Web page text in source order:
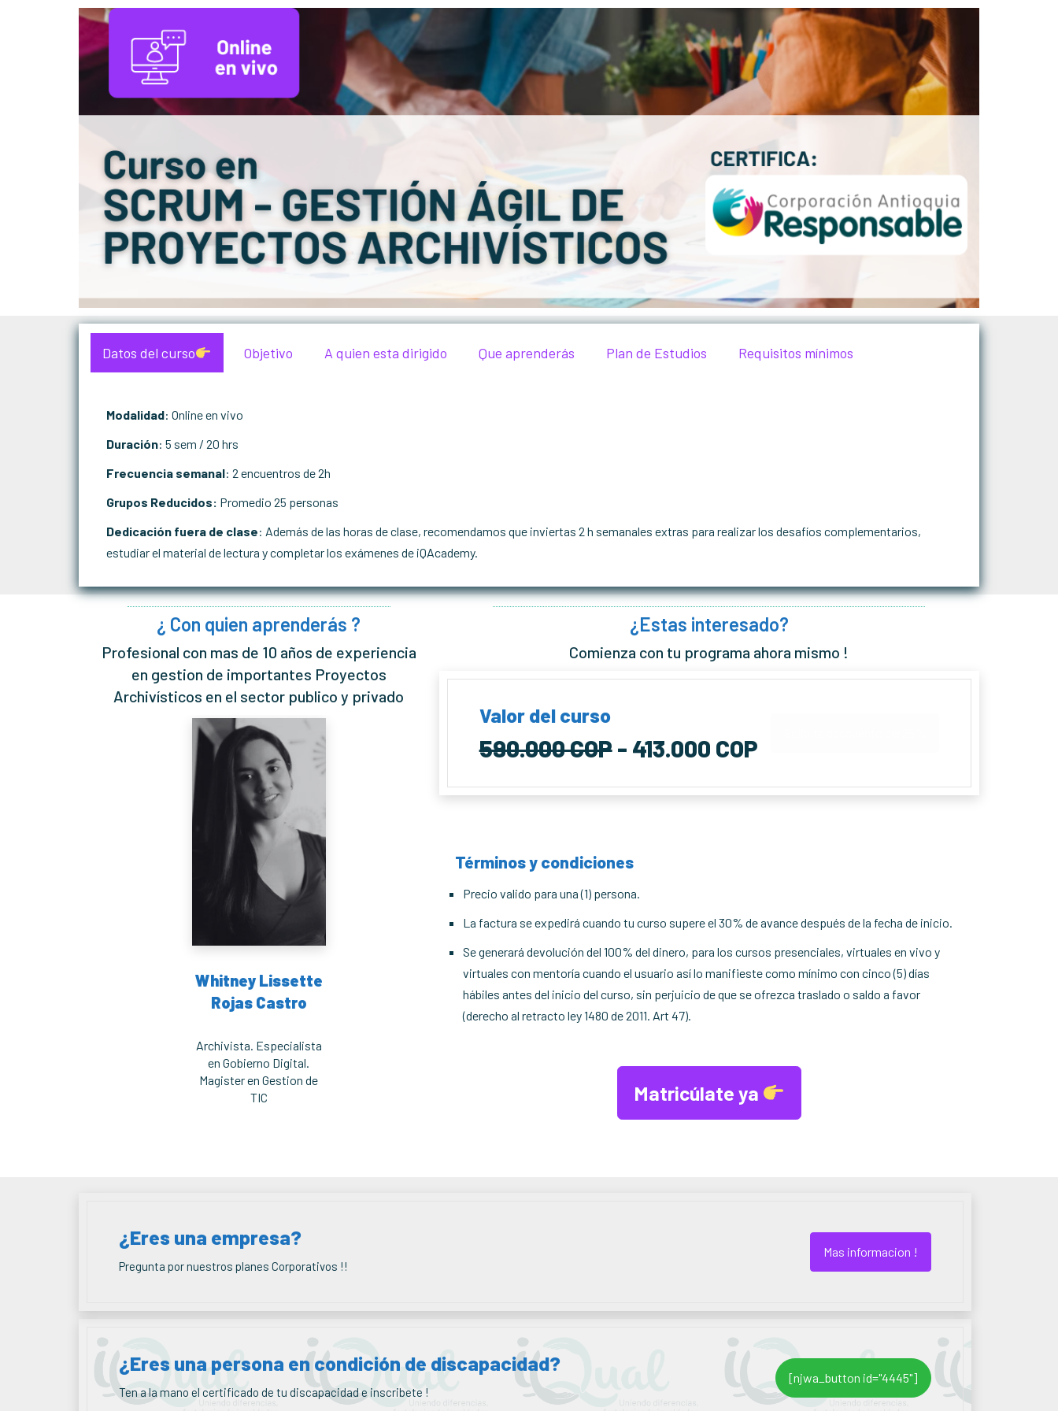
Datos del curso Objetivo A quien esta dirigido Que aprenderás Plan de Estudios Requisitos mínimos
Modalidad: Online en vivo
Duración: 5 sem / 20 hrs
Frecuencia semanal: 2 encuentros de 2h
Grupos Reducidos: Promedio 25 personas
Dedicación fuera de clase: Además de las horas de clase, recomendamos que inviertas 2 h semanales extras para realizar los desafíos complementarios,
estudiar el material de lectura y completar los exámenes de iQAcademy.
¿ Con quien aprenderás ?
Profesional con mas de 10 años de experiencia
en gestion de importantes Proyectos
Archivísticos en el sector publico y privado
Whitney Lissette
Rojas Castro
Archivista. Especialista
en Gobierno Digital.
Magister en Gestion de
TIC
¿Estas interesado?
Comienza con tu programa ahora mismo !
Valor del curso
590.000 COP- 413.000 COP
Términos y condiciones
Precio valido para una (1) persona.
La factura se expedirá cuando tu curso supere el 30% de avance después de la fecha de inicio.
Se generará devolución del 100% del dinero, para los cursos presenciales, virtuales en vivo y
virtuales con mentoría cuando el usuario así lo manifieste como mínimo con cinco (5) días
hábiles antes del inicio del curso, sin perjuicio de que se ofrezca traslado o saldo a favor
(derecho al retracto ley 1480 de 2011. Art 47).
Matricúlate ya
¿Eres una empresa?
Pregunta por nuestros planes Corporativos !!
Mas informacion !
¿Eres una persona en condición de discapacidad?
Ten a la mano el certificado de tu discapacidad e inscribete !
[njwa_button id="4445"]